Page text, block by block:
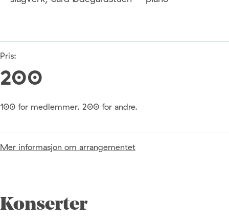
Pris:
200
100 for medlemmer. 200 for andre.
Mer informasjon om arrangementet
Konserter